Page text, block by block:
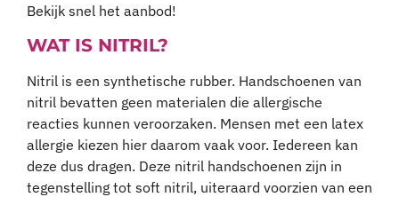
Bekijk snel het aanbod!
WAT IS NITRIL?
Nitril is een synthetische rubber. Handschoenen van
nitril bevatten geen materialen die allergische
reacties kunnen veroorzaken. Mensen met een latex
allergie kiezen hier daarom vaak voor. Iedereen kan
deze dus dragen. Deze nitril handschoenen zijn in
tegenstelling tot soft nitril, uiteraard voorzien van een